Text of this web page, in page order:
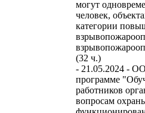
могут
человек,
категории
(32 ч.)
- 21.05.2024 -
программе
работников
вопросам